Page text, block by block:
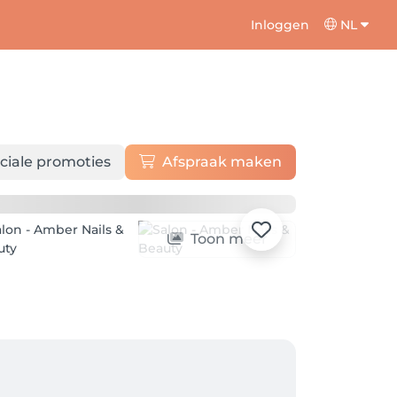
Inloggen NL
promoties Afspraak maken
Toon meer